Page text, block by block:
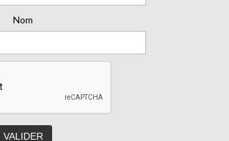
Nom